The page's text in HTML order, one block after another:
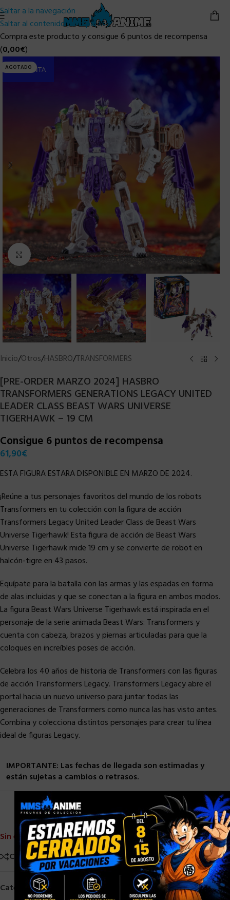
Saltar a la navegación
Saltar al contenido principal
Compra este producto y consigue 6 puntos de recompensa
(0,00€)
AGOTADO
PRE-VENTA
Clic para ampliar
Inicio/Otros/HASBRO/TRANSFORMERS
[PRE-ORDER MARZO 2024] HASBRO
TRANSFORMERS GENERATIONS LEGACY UNITED
LEADER CLASS BEAST WARS UNIVERSE
TIGERHAWK – 19 CM
Consigue 6 puntos de recompensa
61,90€
ESTA FIGURA ESTARA DISPONIBLE EN MARZO DE 2024.
¡Reúne a tus personajes favoritos del mundo de los robots
Transformers en tu colección con la figura de acción
Transformers Legacy United Leader Class de Beast Wars
Universe Tigerhawk! Esta figura de acción de Beast Wars
Universe Tigerhawk mide 19 cm y se convierte de robot en
halcón-tigre en 43 pasos.
Equípate para la batalla con las armas y las espadas en forma
de alas incluidas y que se conectan a la figura en ambos modos.
La figura Beast Wars Universe Tigerhawk está inspirada en el
personaje de la serie animada Beast Wars: Transformers y
cuenta con cabeza, brazos y piernas articuladas para que la
coloques en increíbles poses de acción.
Celebra los 40 años de historia de Transformers con las figuras
de acción Transformers Legacy. Transformers Legacy abre el
portal hacia un nuevo universo para juntar todas las
generaciones de Transformers como nunca las has visto antes.
Combina y colecciona distintos personajes para crear tu línea
ideal de figuras Legacy.
IMPORTANTE: Las fechas de llegada son estimadas y
están sujetas a cambios o retrasos.
Sin existencias
Comparar
Añadir a la lista de deseos
Categorías:HASBRO PRE-ORDER
TRANSFORMERS
×